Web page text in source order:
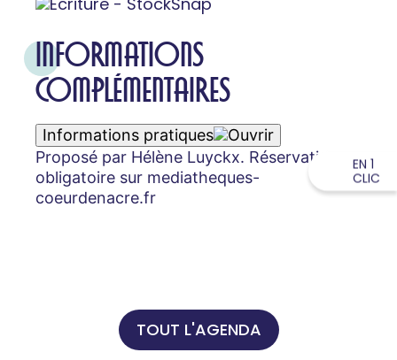
INFORMATIONS
COMPLÉMENTAIRES
Informations pratiques
Proposé par Hélène Luyckx. Réservation
obligatoire sur mediatheques-
coeurdenacre.fr
TOUT L'AGENDA
EN 1
CLIC